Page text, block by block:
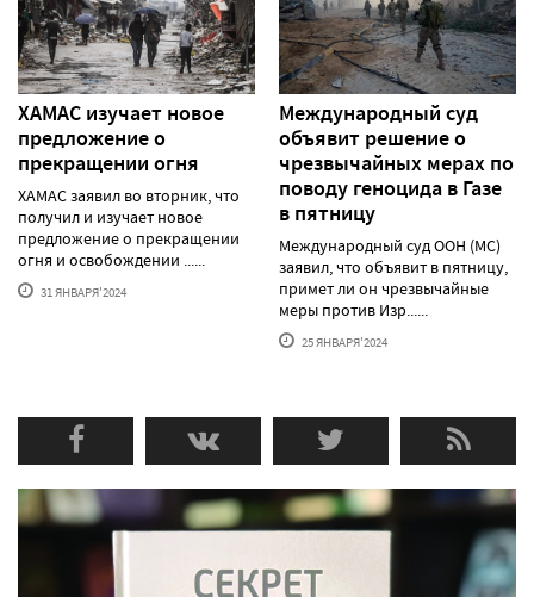
ХАМАС изучает новое
предложение о
прекращении огня
ХАМАС заявил во вторник, что
получил и изучает новое
предложение о прекращении
огня и освобождении ......
31 ЯНВАРЯ'2024
Международный суд
объявит решение о
чрезвычайных мерах по
поводу геноцида в Газе
в пятницу
Международный суд ООН (МС)
заявил, что объявит в пятницу,
примет ли он чрезвычайные
меры против Изр......
25 ЯНВАРЯ'2024